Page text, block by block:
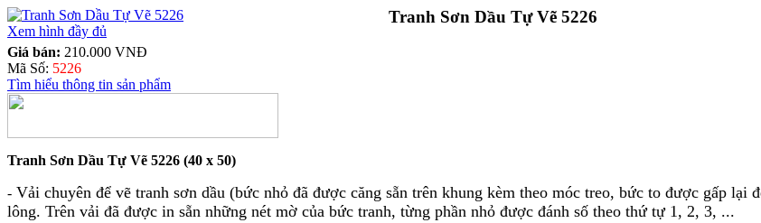
Xem hình đầy đủ
Tranh Sơn Dầu Tự Vẽ 5226
Giá bán: 210.000 VNĐ
Mã Số: 5226
Tìm hiểu thông tin sản phẩm
Tranh Sơn Dầu Tự Vẽ 5226 (40 x 50)
- Vải chuyên để vẽ tranh sơn dầu (bức nhỏ đã được căng sẵn trên khung kèm theo móc treo, bức to được gấp lại
lông. Trên vải đã được in sẵn những nét mờ của bức tranh, từng phần nhỏ được đánh số theo thứ tự 1, 2, 3, ...